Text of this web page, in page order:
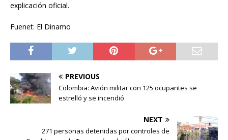
explicación oficial.
Fuenet: El Dinamo
PREVIOUS
Colombia: Avión militar con 125 ocupantes se
estrelló y se incendió
NEXT
271 personas detenidas por controles de